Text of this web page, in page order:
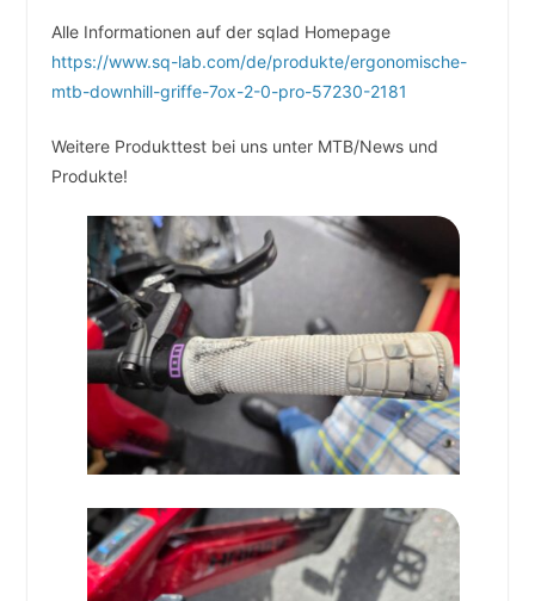
Alle Informationen auf der sqlad Homepage
https://www.sq-lab.com/de/produkte/ergonomische-
mtb-downhill-griffe-7ox-2-0-pro-57230-2181
Weitere Produkttest bei uns unter MTB/News und
Produkte!